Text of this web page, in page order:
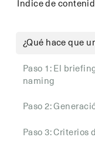
Índice de
¿Qué hace que
Paso 1: El
naming
Paso 2:
Paso 3: